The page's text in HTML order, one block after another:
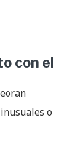
con el
o